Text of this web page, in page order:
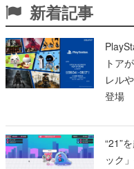
新着記事
トア
レル
登場
“21”
ック